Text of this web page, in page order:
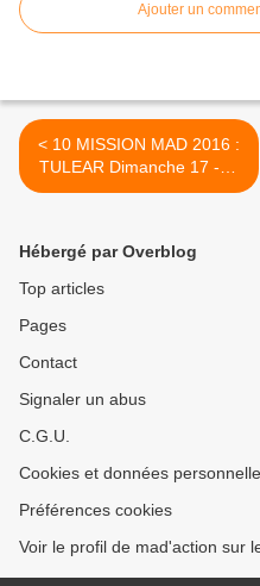
Ajouter un
< 10 MISSION MAD 2016 :
TULEAR Dimanche 17 -07
visite de la ville
Hébergé par Overblog
Top articles
Pages
Contact
Signaler un abus
C.G.U.
Cookies et données
Préférences cookies
Voir le profil de mad'action sur